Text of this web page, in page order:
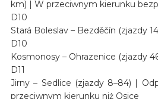
km) | W przeciwnym kierunku
D10
Stará Boleslav – Bezděčín (zjazdy
D10
Kosmonosy – Ohrazenice (zjazdy
D11
Jirny – Sedlice (zjazdy 8–84) |
przeciwnym kierunku niż Osice